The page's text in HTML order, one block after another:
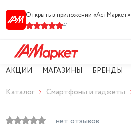
Открыть в приложении «АстМарке‪т‬»
41
АКЦИИ МАГАЗИНЫ БРЕНДЫ
Каталог Смартфоны и гаджеты
нет отзывов